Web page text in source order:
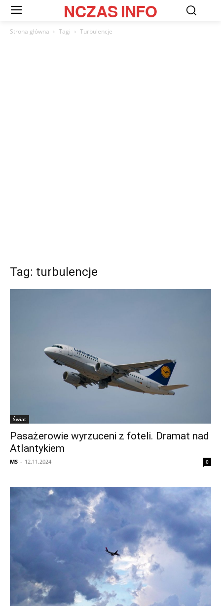
NCZASINFO
Strona główna Tagi Turbulencje
Tag: turbulencje
Świat
Pasażerowie wyrzuceni z foteli. Dramat nad
Atlantykiem
MS - 12.11.2024 0